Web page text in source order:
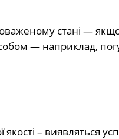
стані —
— наприклад,
якості –